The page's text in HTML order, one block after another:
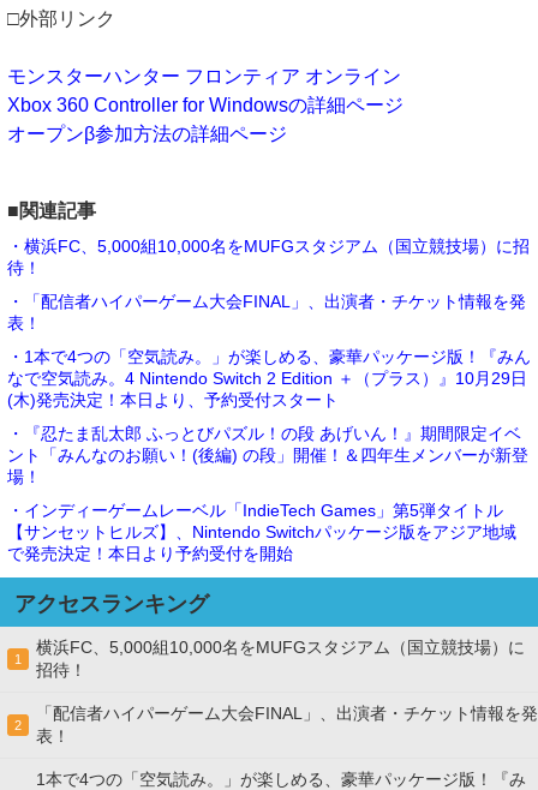
□外部リンク
モンスターハンター フロンティア オンライン
Xbox 360 Controller for Windowsの詳細ページ
オープンβ参加方法の詳細ページ
■関連記事
・横浜FC、5,000組10,000名をMUFGスタジアム（国立競技場）に招
待！
・「配信者ハイパーゲーム大会FINAL」、出演者・チケット情報を発
表！
・1本で4つの「空気読み。」が楽しめる、豪華パッケージ版！『みん
なで空気読み。4 Nintendo Switch 2 Edition ＋（プラス）』10月29日
(木)発売決定！本日より、予約受付スタート
・『忍たま乱太郎 ふっとびパズル！の段 あげいん！』期間限定イベ
ント「みんなのお願い！(後編) の段」開催！＆四年生メンバーが新登
場！
・インディーゲームレーベル「IndieTech Games」第5弾タイトル
【サンセットヒルズ】、Nintendo Switchパッケージ版をアジア地域
で発売決定！本日より予約受付を開始
アクセスランキング
1
横浜FC、5,000組10,000名をMUFGスタジアム（国立競技場）に
招待！
2
「配信者ハイパーゲーム大会FINAL」、出演者・チケット情報を発
表！
1本で4つの「空気読み。」が楽しめる、豪華パッケージ版！『み